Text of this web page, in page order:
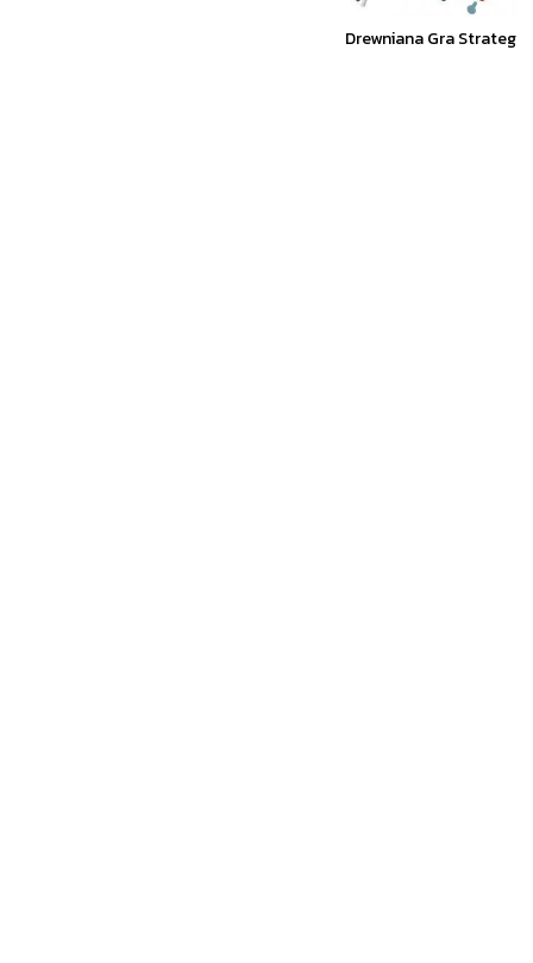
Drewniana Gra Strateg